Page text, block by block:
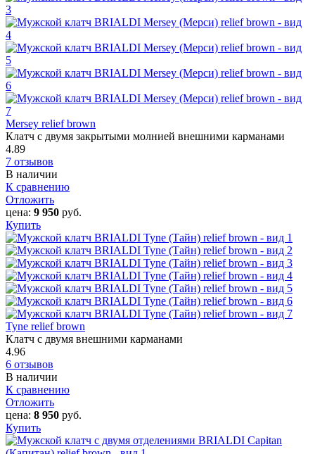
Mersey relief brown
Клатч с двумя закрытыми молнией внешними карманами
4.89
7 отзывов
В наличии
К сравнению
Отложить
цена: 9 950 руб.
Купить
Tyne relief brown
Клатч с двумя внешними карманами
4.96
6 отзывов
В наличии
К сравнению
Отложить
цена: 8 950 руб.
Купить